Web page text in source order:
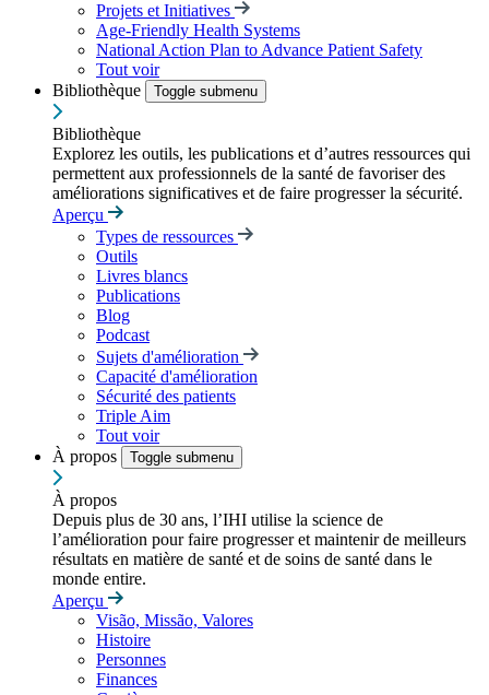
Projets et Initiatives
Age-Friendly Health Systems
National Action Plan to Advance Patient Safety
Tout voir
Bibliothèque
Toggle submenu
Bibliothèque
Explorez les outils, les publications et d’autres ressources qui
permettent aux professionnels de la santé de favoriser des
améliorations significatives et de faire progresser la sécurité.
Aperçu
Types de ressources
Outils
Livres blancs
Publications
Blog
Podcast
Sujets d'amélioration
Capacité d'amélioration
Sécurité des patients
Triple Aim
Tout voir
À propos
Toggle submenu
À propos
Depuis plus de 30 ans, l’IHI utilise la science de
l’amélioration pour faire progresser et maintenir de meilleurs
résultats en matière de santé et de soins de santé dans le
monde entire.
Aperçu
Visão, Missão, Valores
Histoire
Personnes
Finances